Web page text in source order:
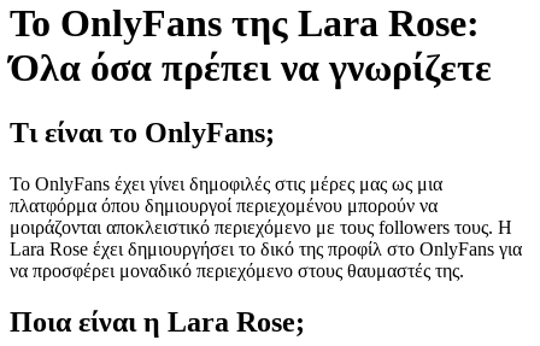
Το OnlyFans της Lara Rose:
Όλα όσα πρέπει να γνωρίζετε
Τι είναι το OnlyFans;
Το OnlyFans έχει γίνει δημοφιλές στις μέρες μας ως μια
πλατφόρμα όπου δημιουργοί περιεχομένου μπορούν να
μοιράζονται αποκλειστικό περιεχόμενο με τους followers τους. Η
Lara Rose έχει δημιουργήσει το δικό της προφίλ στο OnlyFans για
να προσφέρει μοναδικό περιεχόμενο στους θαυμαστές της.
Ποια είναι η Lara Rose;